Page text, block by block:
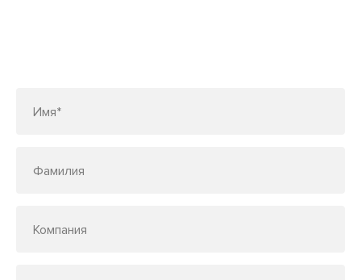
Имя*
Фамилия
Компания